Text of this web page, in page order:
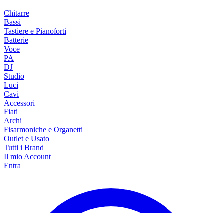
Chitarre
Bassi
Tastiere e Pianoforti
Batterie
Voce
PA
DJ
Studio
Luci
Cavi
Accessori
Fiati
Archi
Fisarmoniche e Organetti
Outlet e Usato
Tutti i Brand
Il mio Account
Entra